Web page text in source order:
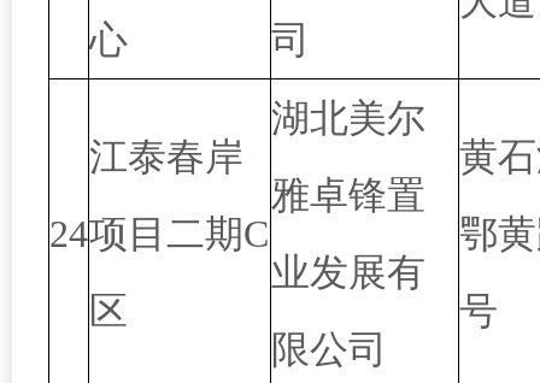
心 司
24
江泰春岸
项目二期C
区
湖北美尔
雅卓锋置
业发展有
限公司
黄
鄂
号